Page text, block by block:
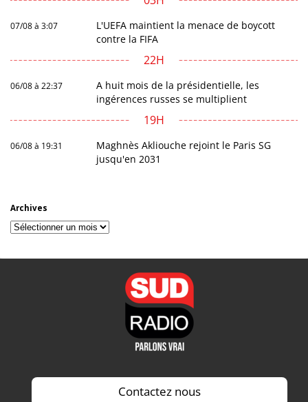
07/08 à 3:07
L'UEFA maintient la menace de boycott
contre la FIFA
22H
06/08 à 22:37
A huit mois de la présidentielle, les
ingérences russes se multiplient
19H
06/08 à 19:31
Maghnès Akliouche rejoint le Paris SG
jusqu'en 2031
Archives
Archives
Contactez nous